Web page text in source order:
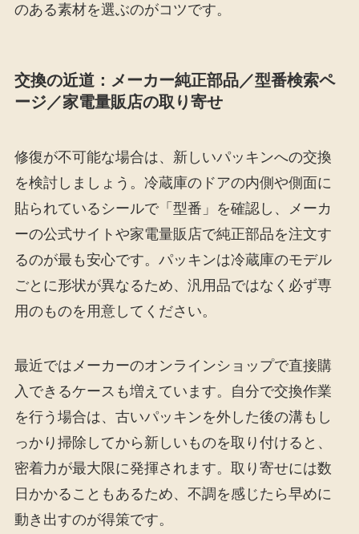
のある素材を選ぶのがコツです。
交換の近道：メーカー純正部品／型番検索ペ
ージ／家電量販店の取り寄せ
修復が不可能な場合は、新しいパッキンへの交換
を検討しましょう。冷蔵庫のドアの内側や側面に
貼られているシールで「型番」を確認し、メーカ
ーの公式サイトや家電量販店で純正部品を注文す
るのが最も安心です。パッキンは冷蔵庫のモデル
ごとに形状が異なるため、汎用品ではなく必ず専
用のものを用意してください。
最近ではメーカーのオンラインショップで直接購
入できるケースも増えています。自分で交換作業
を行う場合は、古いパッキンを外した後の溝もし
っかり掃除してから新しいものを取り付けると、
密着力が最大限に発揮されます。取り寄せには数
日かかることもあるため、不調を感じたら早めに
動き出すのが得策です。